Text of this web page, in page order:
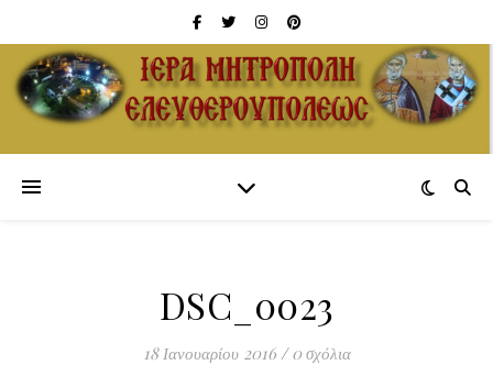
DSC_0023
18 Ιανουαρίου 2016 / 0 σχόλια